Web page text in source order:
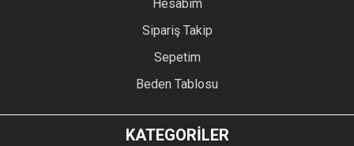
Hesabım
Sipariş Takip
Sepetim
Beden Tablosu
KATEGORİLER